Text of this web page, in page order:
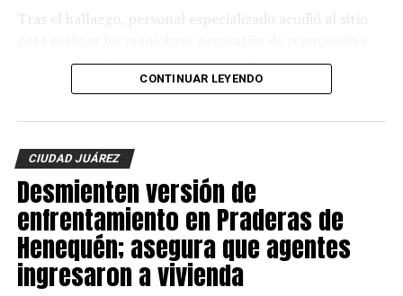
Tras el hallazgo, personal especializado acudió al sitio
control de la fuga, mientras elementos de laGuardia
Ejército Mexicanoy otras autoridades
garantizar la seguridad durante los trabajos.
Hasta el momento
y las autoridades federales mantienen las
investigaciones para identificar a los responsables de la
instalación ilegal.
CONTINUAR LEYENDO
CIUDAD JUÁREZ
Desmienten versión de
enfrentamiento en Praderas de
Henequén; asegura que agentes
ingresaron a vivienda